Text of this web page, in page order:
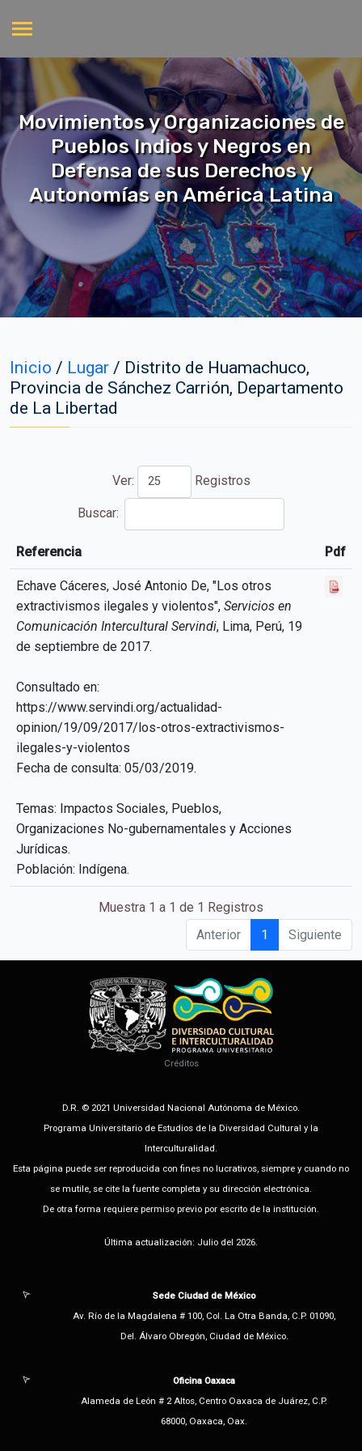
Movimientos y Organizaciones de
Pueblos Indios y Negros en
Defensa de sus Derechos y
Autonomías en América Latina
Inicio / Lugar / Distrito de Huamachuco,
Provincia de Sánchez Carrión, Departamento
de La Libertad
Ver: Registros
Buscar:
Referencia
Pdf
Referencia
Pdf
Echave Cáceres, José Antonio De, "Los otros
extractivismos ilegales y violentos", Servicios en
Comunicación Intercultural Servindi, Lima, Perú, 19
de septiembre de 2017.
Consultado en:
https://www.servindi.org/actualidad-
opinion/19/09/2017/los-otros-extractivismos-
ilegales-y-violentos
Fecha de consulta: 05/03/2019.
Temas: Impactos Sociales, Pueblos,
Organizaciones No-gubernamentales y Acciones
Jurídicas.
Población: Indígena.
Muestra 1 a 1 de 1 Registros
Anterior
1 Siguiente
Créditos
D.R. © 2021 Universidad Nacional Autónoma de México.
Programa Universitario de Estudios de la Diversidad Cultural y la
Interculturalidad.
Esta página puede ser reproducida con fines no lucrativos, siempre y cuando no
se mutile, se cite la fuente completa y su dirección electrónica.
De otra forma requiere permiso previo por escrito de la institución.
Última actualización: Julio del 2026.
Sede Ciudad de México
Av. Río de la Magdalena # 100, Col. La Otra Banda, C.P. 01090,
Del. Álvaro Obregón, Ciudad de México.
Oficina Oaxaca
Alameda de León # 2 Altos, Centro Oaxaca de Juárez, C.P.
68000, Oaxaca, Oax.